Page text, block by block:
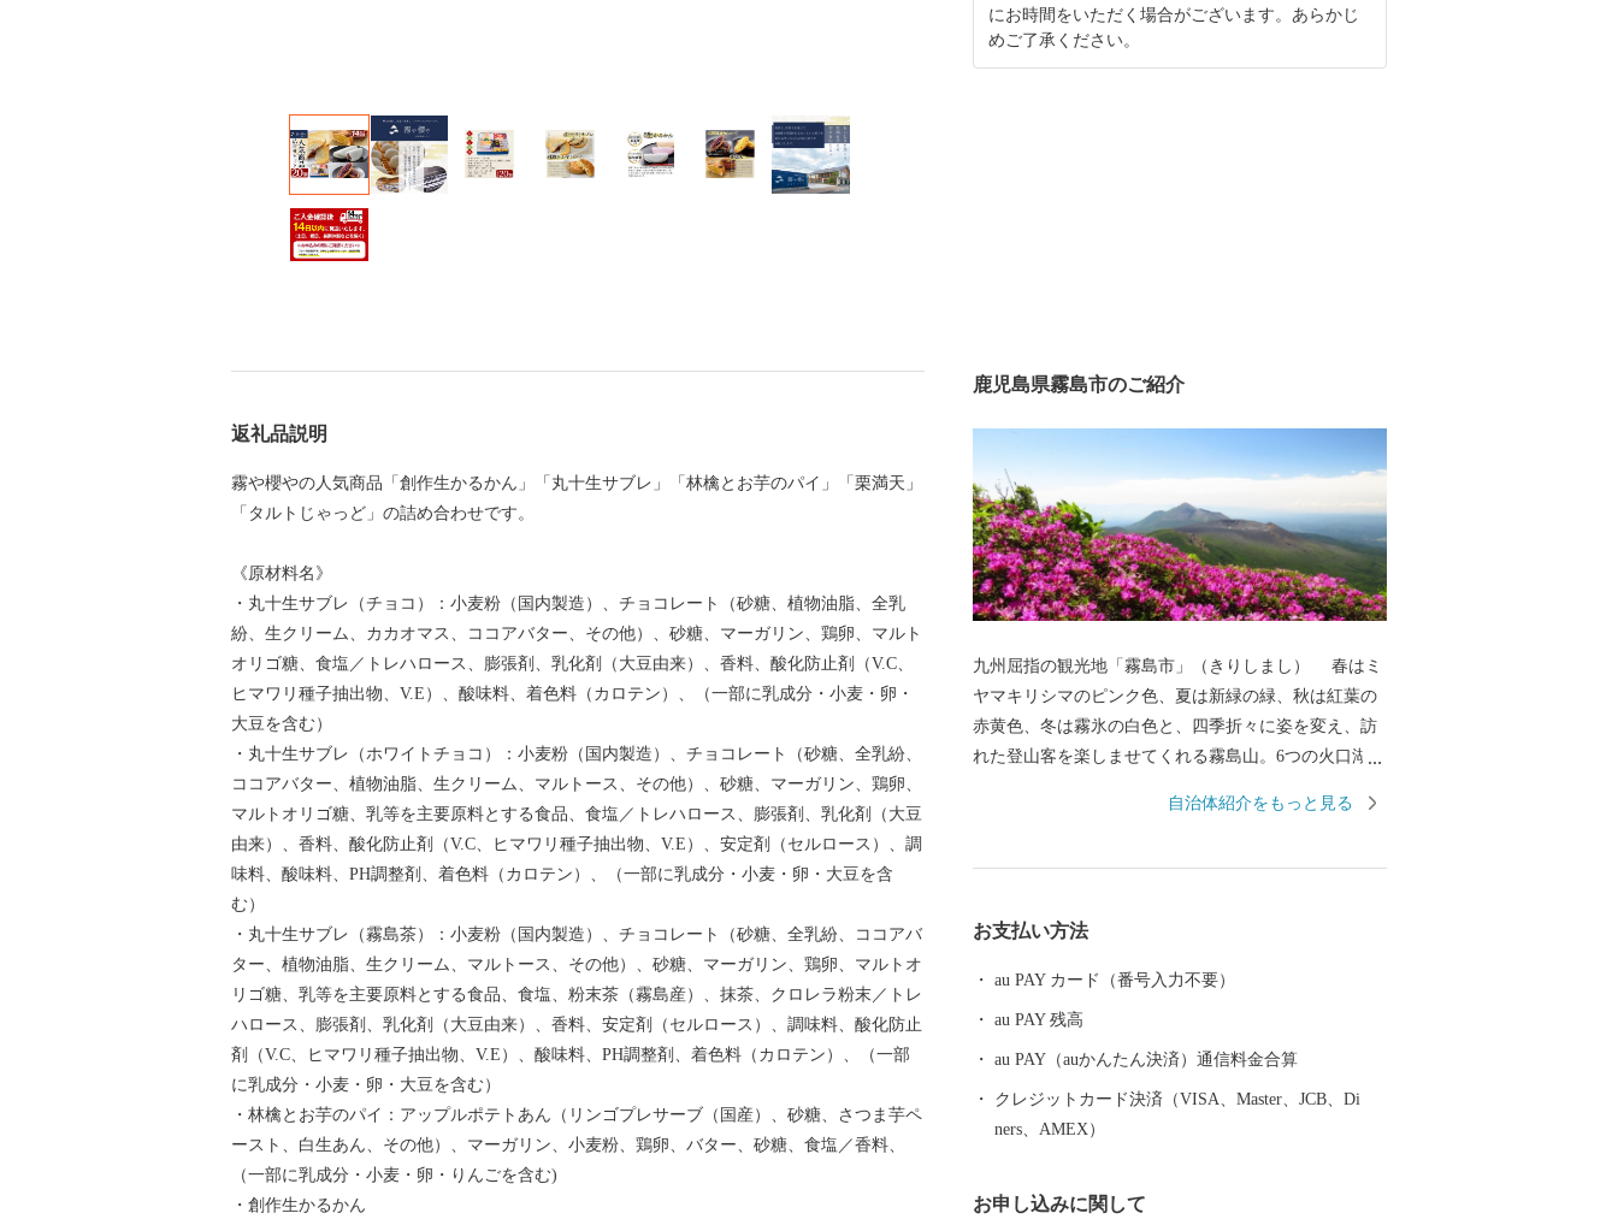
にお時間をいただく場合がございます。あらかじ
めご了承ください。
返礼品説明
霧や櫻やの人気商品「創作生かるかん」「丸十生サブレ」「林檎とお芋のパイ」「栗満天」
「タルトじゃっど」の詰め合わせです。
《原材料名》
・丸十生サブレ（チョコ）：小麦粉（国内製造）、チョコレート（砂糖、植物油脂、全乳
紛、生クリーム、カカオマス、ココアバター、その他）、砂糖、マーガリン、鶏卵、マルト
オリゴ糖、食塩／トレハロース、膨張剤、乳化剤（大豆由来）、香料、酸化防止剤（V.C、
ヒマワリ種子抽出物、V.E）、酸味料、着色料（カロテン）、（一部に乳成分・小麦・卵・
大豆を含む）
・丸十生サブレ（ホワイトチョコ）：小麦粉（国内製造）、チョコレート（砂糖、全乳紛、
ココアバター、植物油脂、生クリーム、マルトース、その他）、砂糖、マーガリン、鶏卵、
マルトオリゴ糖、乳等を主要原料とする食品、食塩／トレハロース、膨張剤、乳化剤（大豆
由来）、香料、酸化防止剤（V.C、ヒマワリ種子抽出物、V.E）、安定剤（セルロース）、調
味料、酸味料、PH調整剤、着色料（カロテン）、（一部に乳成分・小麦・卵・大豆を含
む）
・丸十生サブレ（霧島茶）：小麦粉（国内製造）、チョコレート（砂糖、全乳紛、ココアバ
ター、植物油脂、生クリーム、マルトース、その他）、砂糖、マーガリン、鶏卵、マルトオ
リゴ糖、乳等を主要原料とする食品、食塩、粉末茶（霧島産）、抹茶、クロレラ粉末／トレ
ハロース、膨張剤、乳化剤（大豆由来）、香料、安定剤（セルロース）、調味料、酸化防止
剤（V.C、ヒマワリ種子抽出物、V.E）、酸味料、PH調整剤、着色料（カロテン）、（一部
に乳成分・小麦・卵・大豆を含む）
・林檎とお芋のパイ：アップルポテトあん（リンゴプレサーブ（国産）、砂糖、さつま芋ペ
ースト、白生あん、その他）、マーガリン、小麦粉、鶏卵、バター、砂糖、食塩／香料、
（一部に乳成分・小麦・卵・りんごを含む)
・創作生かるかん
鹿児島県霧島市のご紹介
九州屈指の観光地「霧島市」（きりしまし） 春はミ
ヤマキリシマのピンク色、夏は新緑の緑、秋は紅葉の
赤黄色、冬は霧氷の白色と、四季折々に姿を変え、訪
れた登山客を楽しませてくれる霧島山。6つの火口湖を
本で最初の国立公園に指定され、海・山・川・田園な
郷隆盛や坂本龍馬も霧島の温泉と大自然に癒されまし
治温泉など多種多様な温泉施設があり、自分好みの温
泉を楽しむことができます。 また、天照大神の孫の
ニニギノミコトが三種の神器を手に高千穂峰に降り立
ら多くの人が訪れます。 鹿児島空港があるまち霧島
自治体紹介をもっと見る
お支払い方法
au PAY カード（番号入力不要）
au PAY 残高
au PAY（auかんたん決済）通信料金合算
クレジットカード決済（VISA、Master、JCB、Di
ners、AMEX）
お申し込みに関して